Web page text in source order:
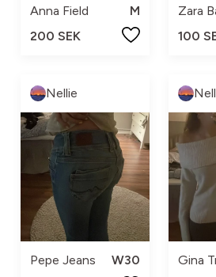
Anna Field
M
200 SEK
Zara
100
Nellie
Pepe Jeans
W30
Gina